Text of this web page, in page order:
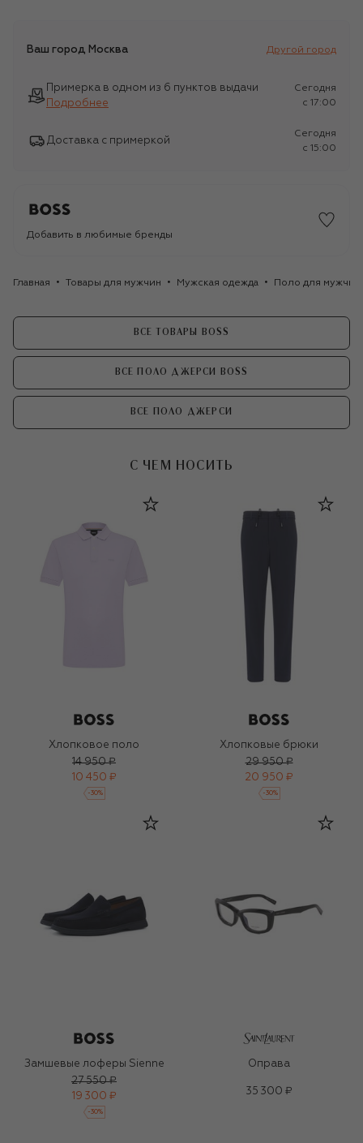
Ваш город Москва Другой город
Примерка в одном из 6 пунктов выдачи
Подробнее
Сегодня
c 17:00
Доставка с примеркой
Сегодня
c 15:00
Добавить в любимые бренды
Главная Товары для мужчин Мужская одежда Поло для мужчин
ВСЕ ТОВАРЫ BOSS
ВСЕ ПОЛО ДЖЕРСИ BOSS
ВСЕ ПОЛО ДЖЕРСИ
С ЧЕМ НОСИТЬ
Хлопковое поло
14 950 ₽
10 450 ₽
-30%
Хлопковые брюки
29 950 ₽
20 950 ₽
-30%
Замшевые лоферы Sienne
27 550 ₽
19 300 ₽
-30%
Оправа
35 300 ₽